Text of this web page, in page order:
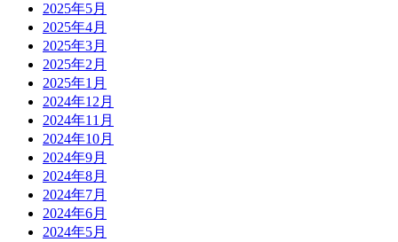
2025年5月
2025年4月
2025年3月
2025年2月
2025年1月
2024年12月
2024年11月
2024年10月
2024年9月
2024年8月
2024年7月
2024年6月
2024年5月